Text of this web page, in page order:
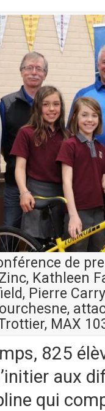
de
Kathleen
Pierre
MAX
825
aux
qui